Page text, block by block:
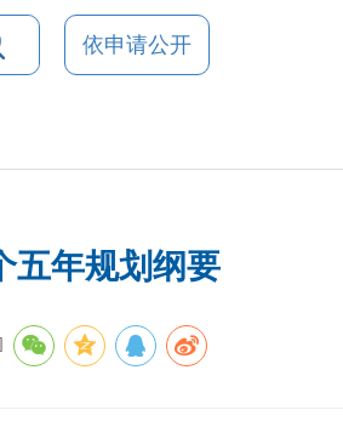
依申请公开
五年规划纲要